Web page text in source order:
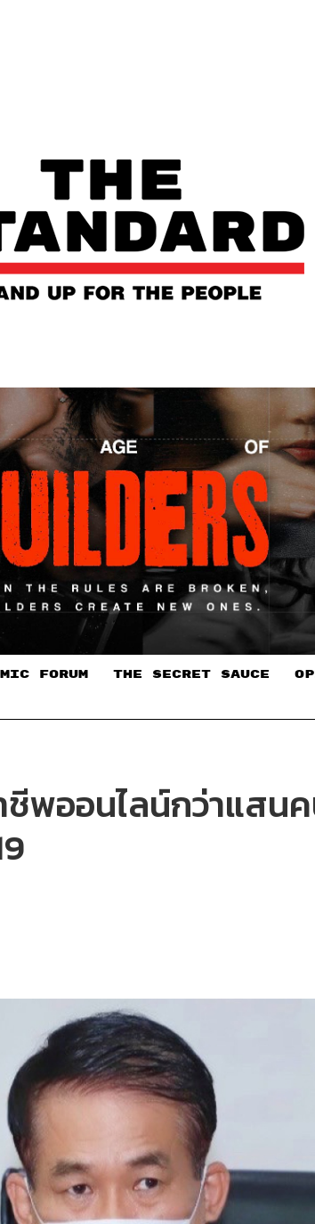
FORUM THE SECRET SAUCE​
พออนไลน์กว่าแสน